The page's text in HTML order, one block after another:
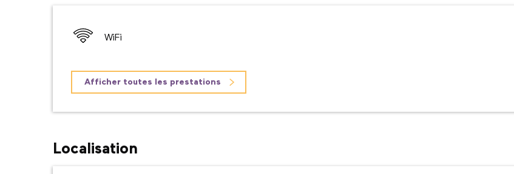
WiFi
Afficher toutes les prestations
Localisation